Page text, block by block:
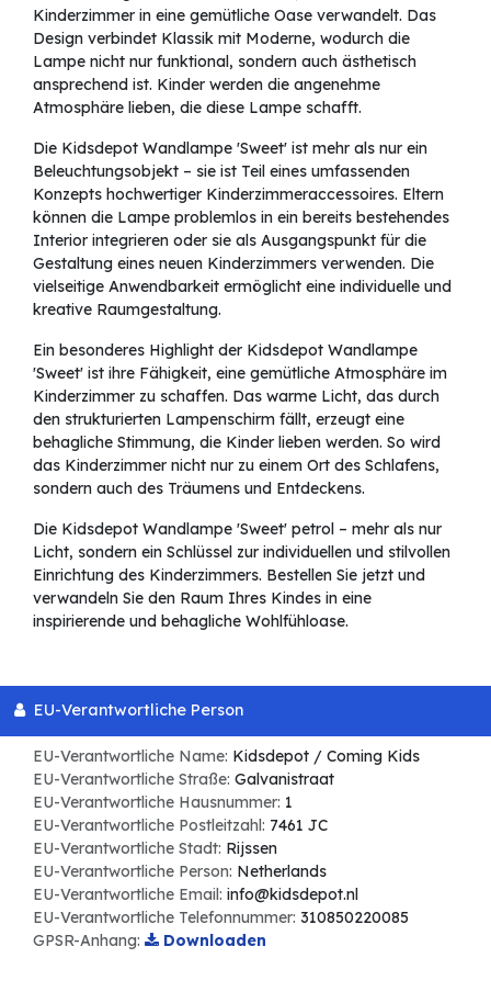
Kinderzimmer in eine gemütliche Oase verwandelt. Das
Design verbindet Klassik mit Moderne, wodurch die
Lampe nicht nur funktional, sondern auch ästhetisch
ansprechend ist. Kinder werden die angenehme
Atmosphäre lieben, die diese Lampe schafft.
Die Kidsdepot Wandlampe 'Sweet' ist mehr als nur ein
Beleuchtungsobjekt – sie ist Teil eines umfassenden
Konzepts hochwertiger Kinderzimmeraccessoires. Eltern
können die Lampe problemlos in ein bereits bestehendes
Interior integrieren oder sie als Ausgangspunkt für die
Gestaltung eines neuen Kinderzimmers verwenden. Die
vielseitige Anwendbarkeit ermöglicht eine individuelle und
kreative Raumgestaltung.
Ein besonderes Highlight der Kidsdepot Wandlampe
'Sweet' ist ihre Fähigkeit, eine gemütliche Atmosphäre im
Kinderzimmer zu schaffen. Das warme Licht, das durch
den strukturierten Lampenschirm fällt, erzeugt eine
behagliche Stimmung, die Kinder lieben werden. So wird
das Kinderzimmer nicht nur zu einem Ort des Schlafens,
sondern auch des Träumens und Entdeckens.
Die Kidsdepot Wandlampe 'Sweet' petrol – mehr als nur
Licht, sondern ein Schlüssel zur individuellen und stilvollen
Einrichtung des Kinderzimmers. Bestellen Sie jetzt und
verwandeln Sie den Raum Ihres Kindes in eine
inspirierende und behagliche Wohlfühloase.
EU-Verantwortliche Person
EU-Verantwortliche Name: Kidsdepot / Coming Kids
EU-Verantwortliche Straße: Galvanistraat
EU-Verantwortliche Hausnummer: 1
EU-Verantwortliche Postleitzahl: 7461 JC
EU-Verantwortliche Stadt: Rijssen
EU-Verantwortliche Person: Netherlands
EU-Verantwortliche Email: info@kidsdepot.nl
EU-Verantwortliche Telefonnummer: 310850220085
GPSR-Anhang:
Downloaden